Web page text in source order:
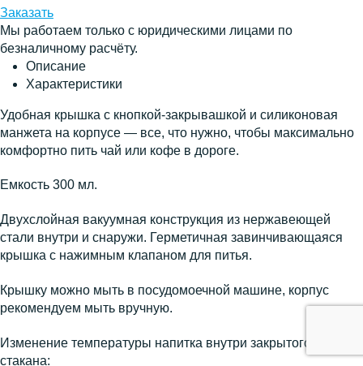
Заказать
Мы работаем только с юридическими лицами по
безналичному расчёту.
Описание
Характеристики
Удобная крышка с кнопкой-закрывашкой и силиконовая
манжета на корпусе — все, что нужно, чтобы максимально
комфортно пить чай или кофе в дороге.
Емкость 300 мл.
Двухслойная вакуумная конструкция из нержавеющей
стали внутри и снаружи. Герметичная завинчивающаяся
крышка с нажимным клапаном для питья.
Крышку можно мыть в посудомоечной машине, корпус
рекомендуем мыть вручную.
Изменение температуры напитка внутри закрытого
стакана: